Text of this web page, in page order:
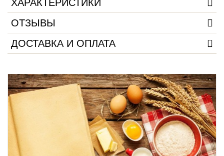
ХАРАКТЕРИСТИКИ
ОТЗЫВЫ
ДОСТАВКА И ОПЛАТА